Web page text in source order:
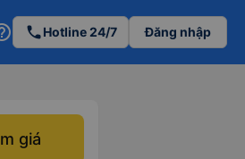
phoneHotline 24/7 Đăng nhập
giá